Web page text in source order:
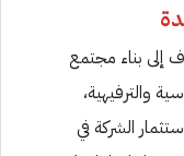
إلى بناء مجتمع
والترفيهية،
الشركة في